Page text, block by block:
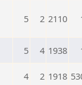
5 2 2110
5 4 1938
4 2 1918